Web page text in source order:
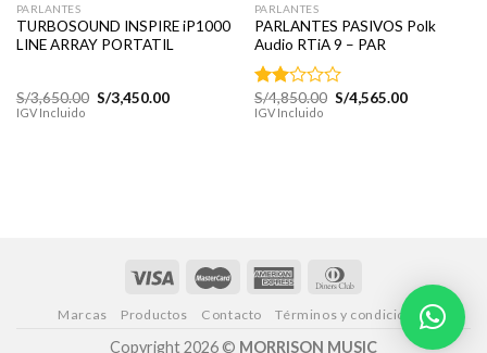
PARLANTES
TURBOSOUND INSPIRE iP1000
LINE ARRAY PORTATIL
S/3,650.00 El
precio
S/3,450.00El
IGV Incluido
PARLANTES
PARLANTES PASIVOS Polk
Audio RTiA 9 – PAR
Valorado
con
S/4,850.00 El
precio
S/4,565.00El
IGV Incluido
Marcas Productos Contacto Términos y condiciones
Copyright 2026 © MORRISON MUSIC